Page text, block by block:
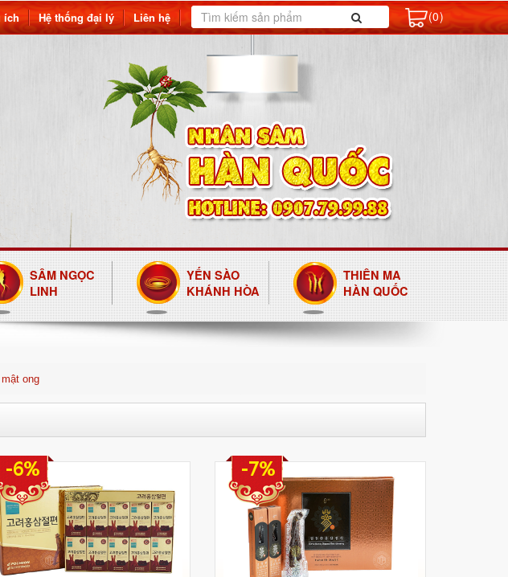
ích Hệ thống đại lý Liên hệ (0)
SÂM NGỌC
LINH
YẾN SÀO
KHÁNH HÒA
THIÊN MA
HÀN QUỐC
ong
-6% -7%